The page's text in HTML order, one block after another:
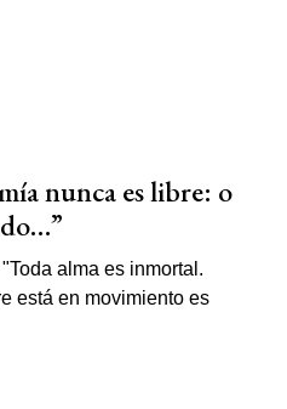
nunca es libre: o